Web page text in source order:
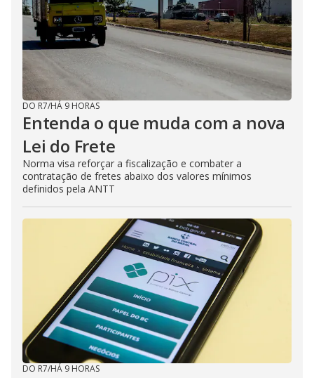
DO R7/HÁ 9 HORAS
Entenda o que muda com a nova
Lei do Frete
Norma visa reforçar a fiscalização e combater a
contratação de fretes abaixo dos valores mínimos
definidos pela ANTT
DO R7/HÁ 9 HORAS